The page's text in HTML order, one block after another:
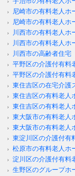
尼崎市の有料老人
尼崎市の有料老人
川西市の有料老人ホ
川西市の有料老人
川西市の高齢者住
平野区の介護付有
平野区の介護付有
東住吉区の在宅介
東住吉区の有料老
東住吉区の有料老
東大阪市の有料老
東大阪市の有料老
東淀川区の介護付
松原市の有料老人
淀川区の介護付有
生野区のグループ